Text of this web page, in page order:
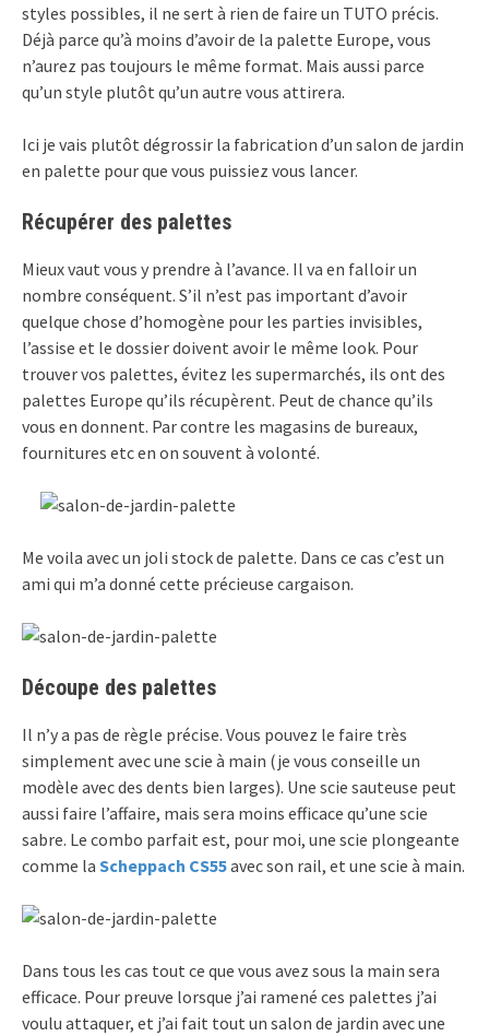
styles possibles, il ne sert à rien de faire un TUTO précis.
Déjà parce qu’à moins d’avoir de la palette Europe, vous
n’aurez pas toujours le même format. Mais aussi parce
qu’un style plutôt qu’un autre vous attirera.
Ici je vais plutôt dégrossir la fabrication d’un salon de jardin
en palette pour que vous puissiez vous lancer.
Récupérer des palettes
Mieux vaut vous y prendre à l’avance. Il va en falloir un
nombre conséquent. S’il n’est pas important d’avoir
quelque chose d’homogène pour les parties invisibles,
l’assise et le dossier doivent avoir le même look. Pour
trouver vos palettes, évitez les supermarchés, ils ont des
palettes Europe qu’ils récupèrent. Peut de chance qu’ils
vous en donnent. Par contre les magasins de bureaux,
fournitures etc en on souvent à volonté.
Me voila avec un joli stock de palette. Dans ce cas c’est un
ami qui m’a donné cette précieuse cargaison.
Découpe des palettes
Il n’y a pas de règle précise. Vous pouvez le faire très
simplement avec une scie à main (je vous conseille un
modèle avec des dents bien larges). Une scie sauteuse peut
aussi faire l’affaire, mais sera moins efficace qu’une scie
sabre. Le combo parfait est, pour moi, une scie plongeante
comme la Scheppach CS55avec son rail, et une scie à main.
Dans tous les cas tout ce que vous avez sous la main sera
efficace. Pour preuve lorsque j’ai ramené ces palettes j’ai
voulu attaquer, et j’ai fait tout un salon de jardin avec une